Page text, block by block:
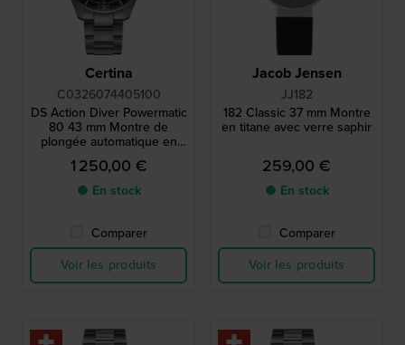
Certina
C0326074405100
DS Action Diver Powermatic
80 43 mm Montre de
plongée automatique en
titane fabriquée en Suisse
1 250,00 €
● En stock
Comparer
Voir les produits
Jacob Jensen
JJ182
182 Classic 37 mm Montre
en titane avec verre saphir
259,00 €
● En stock
Comparer
Voir les produits